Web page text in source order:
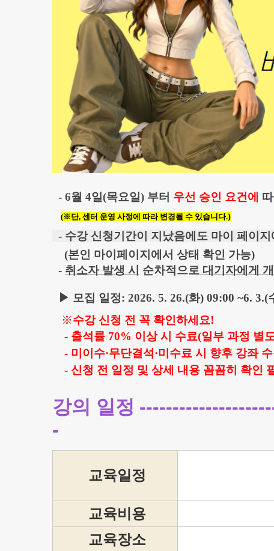
- 6월 4일(목요일) 부터 우선 승 인 요건에
(※단, 센터 운영 사정에 따라 변경될 수 있습니다.)
- 수강 신청기간이 지났음에도 마이 페이
(본인 마이페이지에서 상태 확인 가능)
- 취소자 발생 시 순차적으로 대기자에게
▶ 모집 일정: 2026. 5. 26.(화) 09:00 ~6. 3.(
※수강 신청 전 꼭 확인하세요!
- 출석률 70% 이상 시 수료(일부 과정 별
- 미이수·무단결석·미수료 시 향후 강좌
- 신청 전 일정 및 상세 내용 꼼꼼히 확인
강의 일정
-
교육일정
교육비용
교육장소